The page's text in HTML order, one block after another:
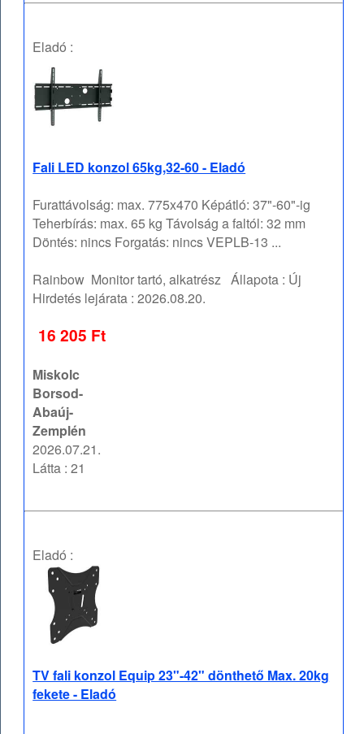
Eladó :
Fali LED konzol 65kg,32-60 - Eladó
Furattávolság: max. 775x470 Képátló: 37"-60"-ig
Teherbírás: max. 65 kg Távolság a faltól: 32 mm
Döntés: nincs Forgatás: nincs VEPLB-13 ...
Rainbow Monitor tartó, alkatrész Állapota : Új
Hirdetés lejárata :2026.08.20.
16 205 Ft
Miskolc
Borsod-
Abaúj-
Zemplén
2026.07.21.
Látta : 21
Eladó :
TV fali konzol Equip 23"-42" dönthető Max. 20kg
fekete - Eladó